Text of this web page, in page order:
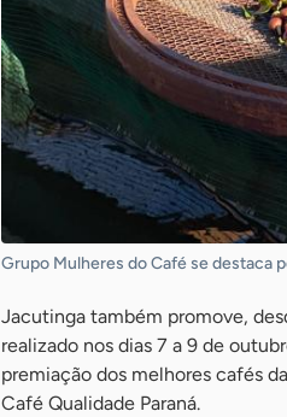
Grupo Mulheres do Café se destaca
Jacutinga também promove,
realizado nos dias 7 a 9 de
premiação dos melhores cafés
Café Qualidade Paraná.